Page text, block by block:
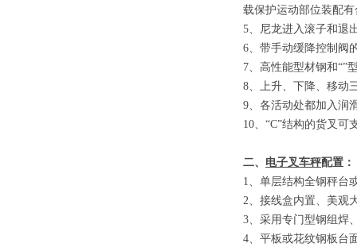
载保护运动部位装配
5、 尼龙进入滚子和退
6、 带手动缓降控制阀
7、 高性能型材钢和“”
8、 上升、下降、移动
9、 各活动处都加入润
10、 “C”结构的货叉可
二、 电子叉车秤配置：
1、单层结构全钢秤台
2、接线盒内置、美观
3、采用专门型钢组焊
4、平板或花纹钢板台